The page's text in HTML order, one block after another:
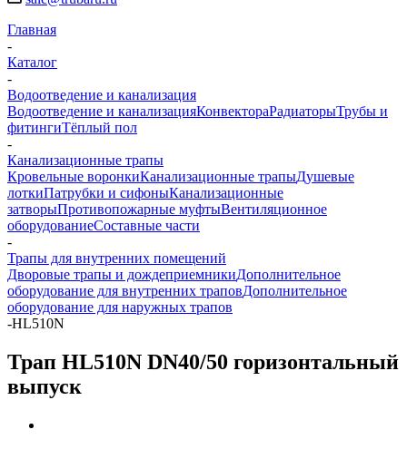
Главная
-
Каталог
-
Водоотведение и канализация
Водоотведение и канализацияКонвектораРадиаторыТрубы и
фитингиТёплый пол
-
Канализационные трапы
Кровельные воронкиКанализационные трапыДушевые
лоткиПатрубки и сифоныКанализационные
затворыПротивопожарные муфтыВентиляционное
оборудованиеСоставные части
-
Трапы для внутренних помещений
Дворовые трапы и дождеприемникиДополнительное
оборудование для внутренних траповДополнительное
оборудование для наружных трапов
-HL510N
Трап HL510N DN40/50 горизонтальный
выпуск